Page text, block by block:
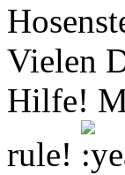
Vielen
Hilfe!
rule!